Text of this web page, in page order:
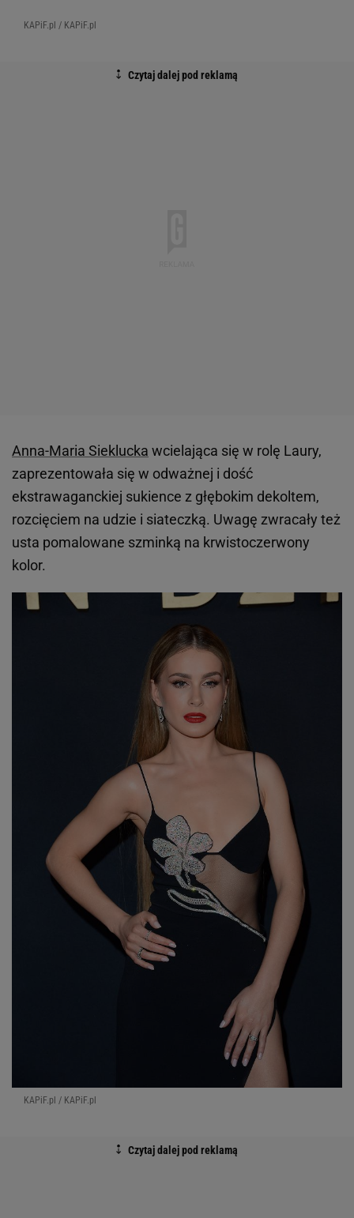
KAPiF.pl / KAPiF.pl
Anna-Maria Siekluckawcielająca się w rolę Laury,
zaprezentowała się w odważnej i dość
ekstrawaganckiej sukience z głębokim dekoltem,
rozcięciem na udzie i siateczką. Uwagę zwracały też
usta pomalowane szminką na krwistoczerwony